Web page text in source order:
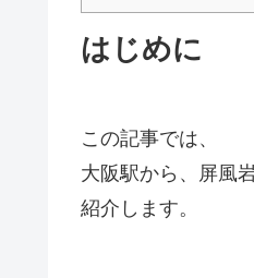
はじめに
この記事では、
大阪駅から、屏風
紹介します。